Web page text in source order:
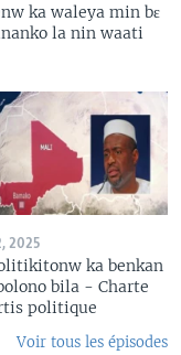
ka waleya min bɛ
la nin waati
2025
ka benkan
bila - Charte
politique
Voir tous les épisodes